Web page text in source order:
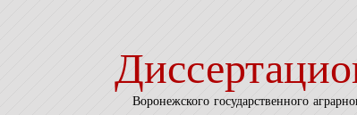
Воронежского государственного